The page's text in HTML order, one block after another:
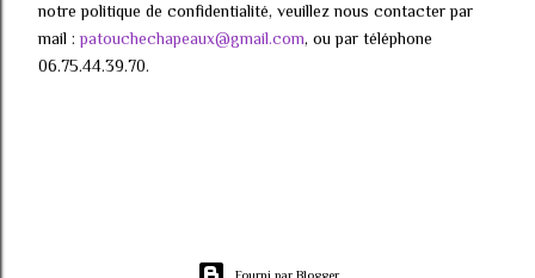
notre politique de confidentialité, veuillez nous contacter par
mail :patouchechapeaux@gmail.com, ou par téléphone
06.75.44.39.70.
Fourni par Blogger